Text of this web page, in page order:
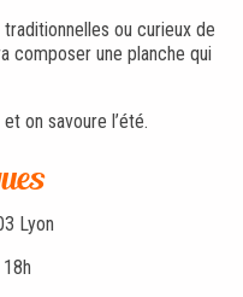
ou curieux de
composer une planche qui
on savoure l’été.
Lyon